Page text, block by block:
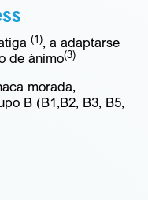
(1), a adaptarse
de ánimo(3)
morada,
B (B1,B2, B3, B5,